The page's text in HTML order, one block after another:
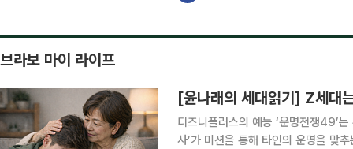
브라보 마이 라이프
[윤나래의 세대읽기] Z세대
디즈니플러스의 예능 ‘운명전쟁49’
사’가 미션을 통해 타인의 운명을 맞